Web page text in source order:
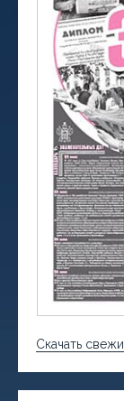
Скачать